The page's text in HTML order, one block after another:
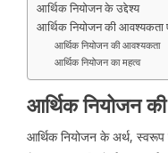
आर्थिक नियोजन के उद्देश्य
आर्थिक नियोजन की आवश्यकता
आर्थिक नियोजन की आवश्यकता
आर्थिक नियोजन का महत्व
आर्थिक नियोजन की
आर्थिक नियोजन के अर्थ, स्वरूप